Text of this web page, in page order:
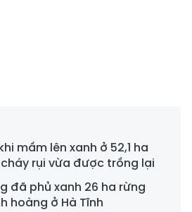
mầm lên xanh ở 52,1 ha
cháy rụi vừa được trồng lại
đã phủ xanh 26 ha rừng
hoàng ở Hà Tĩnh